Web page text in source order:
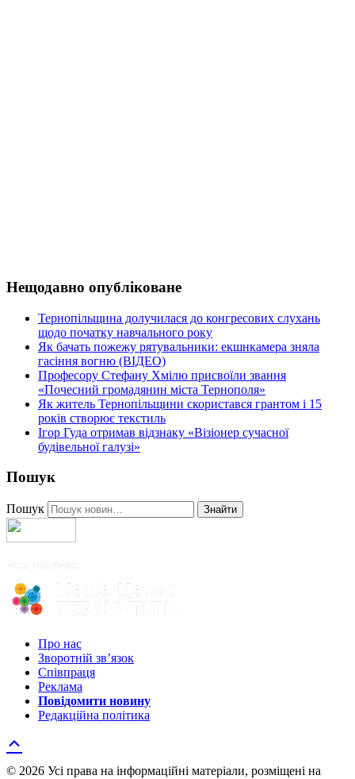
Нещодавно опубліковане
Тернопільщина долучилася до конгресових слухань
щодо початку навчального року
Як бачать пожежу рятувальники: екшнкамера зняла
гасіння вогню (ВІДЕО)
Професору Стефану Хмілю присвоїли звання
«Почесний громадянин міста Тернополя»
Як житель Тернопільщини скористався грантом і 15
років створює текстиль
Ігор Гуда отримав відзнаку «Візіонер сучасної
будівельної галузі»
Пошук
Пошук Знайти
Про нас
Зворотній зв’язок
Співпраця
Реклама
Повідомити новину
Редакційна політика
© 2026 Усі права на інформаційні матеріали, розміщені на